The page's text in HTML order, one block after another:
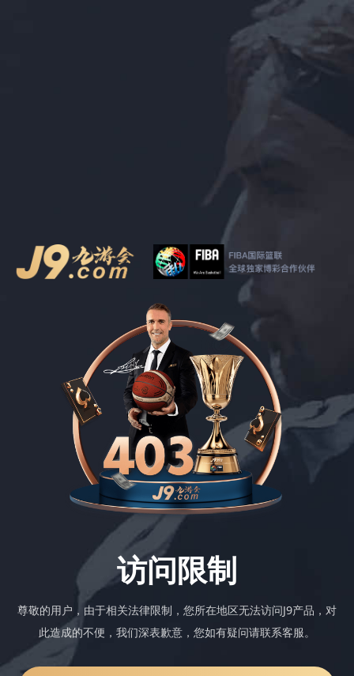
访问限制
尊敬的用户，由于相关法律限制，您所在地区无法访问J9产品，对
此造成的不便，我们深表歉意，您如有疑问请联系客服。